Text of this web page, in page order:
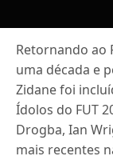
Retornando ao
uma década e
Zidane foi
Ídolos do FUT
Drogba, Ian
mais recentes